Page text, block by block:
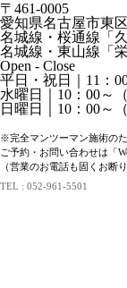
〒461-0005
愛知県名古屋市東
名城線・桜通線「
名城線・東山線「
Open - Close
平日・祝日｜11：
水曜日｜10：00～
日曜日｜10：00～
※完全マンツーマン施術の
ご予約・お問い合わせは「
（営業のお電話も固くお断
TEL : 052-961-5501